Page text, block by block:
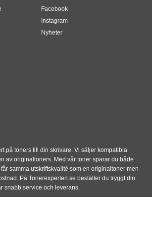
Facebook
Instagram
Nyheter
på toners till din skrivare. Vi säljer kompatibla
av originaltoners. Med vår toner sparar du både
samma utskriftskvalité som en originaltoner men
På Tonerexperten.se beställer du tryggt din
snabb service och leverans.